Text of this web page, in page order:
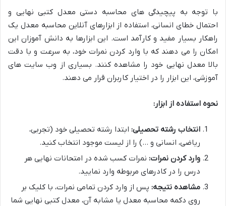
با توجه به پیچیدگی های محاسبه دستی معدل کتبی نهایی و
احتمال خطای انسانی، استفاده از ابزارهای آنلاین محاسبه معدل یک
راهکار بسیار مفید و کارآمد است. این ابزارها به دانش آموزان این
امکان را می دهند که با وارد کردن نمرات خود، به سرعت و با دقت
بالا معدل نهایی خود را مشاهده کنند. بسیاری از وب سایت های
آموزشی، این ابزار را در اختیار کاربران قرار می دهند.
نحوه استفاده از ابزار:
انتخاب رشته تحصیلی: ابتدا رشته تحصیلی خود (تجربی،
ریاضی، انسانی و …) را از لیست موجود انتخاب کنید.
وارد کردن نمرات: نمرات کسب شده در امتحانات نهایی هر
درس را در کادرهای مربوطه وارد نمایید.
مشاهده نتیجه: پس از وارد کردن تمامی نمرات، با کلیک بر
روی دکمه محاسبه معدل یا مشابه آن، معدل کتبی نهایی شما